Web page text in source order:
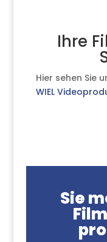
Ihre
Hier sehen Sie
WIEL
Sie